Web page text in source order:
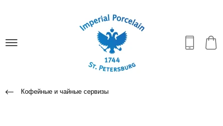
Кофейные и чайные сервизы